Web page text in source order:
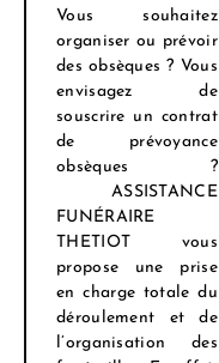
Vous souhaitez
organiser ou prévoir
des obsèques ? Vous
envisagez de
souscrire un contrat
de prévoyance
obsèques ?
ASSISTANCE
FUNÉRAIRE
THETIOT vous
propose une prise
en charge totale du
déroulement et de
l’organisation des